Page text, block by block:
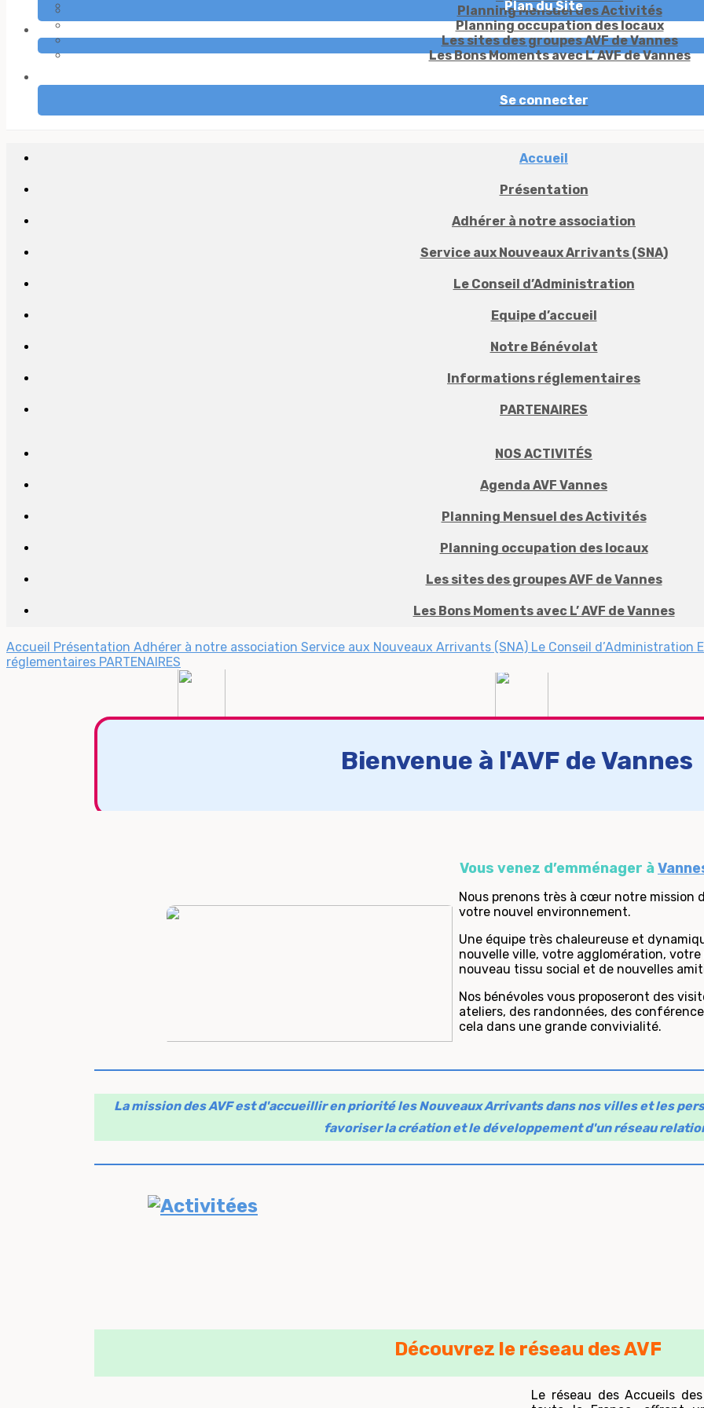
PARTENAIRES
Planning Mensuel des Activités
Planning occupation des locaux
Les sites des groupes AVF de Vannes
Les Bons Moments avec L’ AVF de Vannes
Plan du Site
Se connecter
Accueil
Présentation
Adhérer à notre association
Service aux Nouveaux Arrivants (SNA)
Le Conseil d’Administration
Equipe d’accueil
Notre Bénévolat
Informations réglementaires
PARTENAIRES
NOS ACTIVITÉS
Agenda AVF Vannes
Planning Mensuel des Activités
Planning occupation des locaux
Les sites des groupes AVF de Vannes
Les Bons Moments avec L’ AVF de Vannes
Accueil Présentation Adhérer à notre association Service aux Nouveaux Arrivants (SNA) Le Conseil d’Administration
réglementaires PARTENAIRES
Bienvenue à l'AVF de Vannes
Vous venez d’emménager à
Nous prenons très à cœur notre mission
votre nouvel environnement.
Une équipe très chaleureuse et
nouvelle ville, votre agglomération,
nouveau tissu social et de nouvelles
Nos bénévoles vous proposeront des
ateliers, des randonnées, des
cela dans une grande convivialité.
La mission des AVF est d'accueillir en priorité les Nouveaux Arrivants dans nos villes et les
favoriser la création et le développement d'un réseau
Découvrez le réseau des AVF
Le réseau des Accueils